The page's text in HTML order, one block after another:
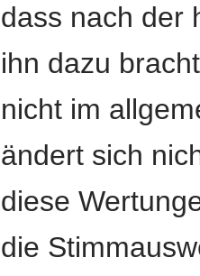
dass nach der
ihn dazu
nicht im
ändert sich
diese
die